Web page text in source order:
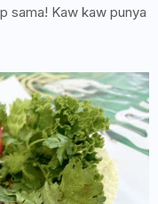
sama! Kaw kaw punya